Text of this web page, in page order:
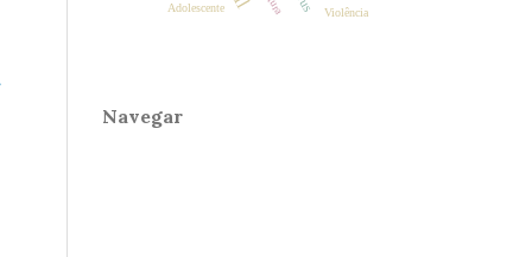
Adolescente Violência
Navegar